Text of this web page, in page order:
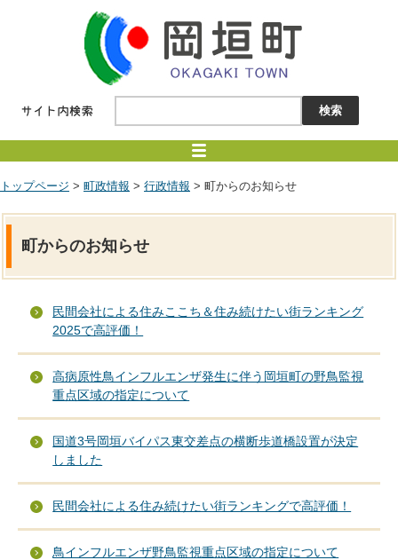
トップページ > 町政情報 > 行政情報 > 町からのお知らせ
町からのお知らせ
民間会社による住みここち＆住み続けたい街ランキング
2025で高評価！
高病原性鳥インフルエンザ発生に伴う岡垣町の野鳥監視
重点区域の指定について
国道3号岡垣バイパス東交差点の横断歩道橋設置が決定
しました
民間会社による住み続けたい街ランキングで高評価！
鳥インフルエンザ野鳥監視重点区域の指定について